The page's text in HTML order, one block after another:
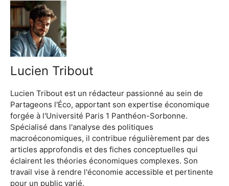
Lucien Tribout
Lucien Tribout est un rédacteur passionné au sein de
Partageons l'Éco, apportant son expertise économique
forgée à l'Université Paris 1 Panthéon-Sorbonne.
Spécialisé dans l'analyse des politiques
macroéconomiques, il contribue régulièrement par des
articles approfondis et des fiches conceptuelles qui
éclairent les théories économiques complexes. Son
travail vise à rendre l'économie accessible et pertinente
pour un public varié.